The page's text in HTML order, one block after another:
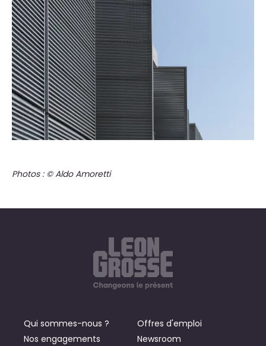
Photos : © Aldo Amoretti
Qui sommes-nous ?
Nos engagements
Offres d'emploi
Newsroom